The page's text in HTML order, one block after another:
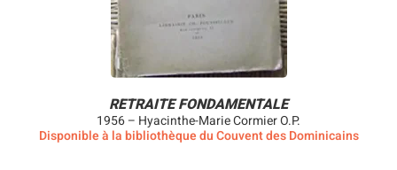
RETRAITE FONDAMENTALE
1956 – Hyacinthe-Marie Cormier O.P.
Disponible à la bibliothèque du Couvent des Dominicains